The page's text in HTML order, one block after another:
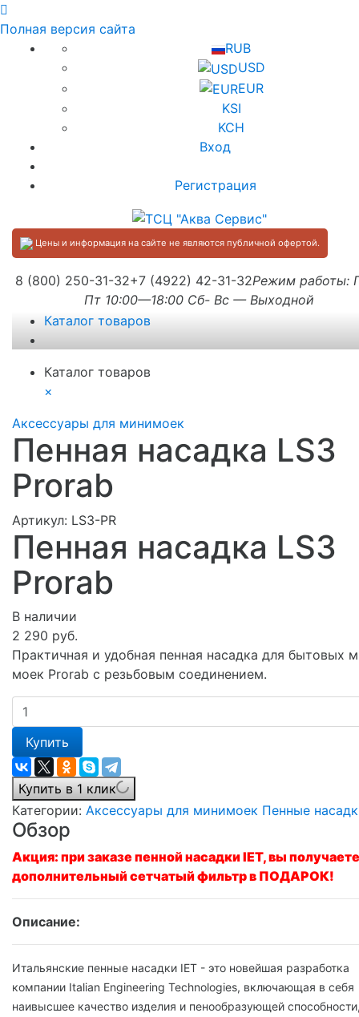
Полная версия сайта
RUB
USD
EUR
KSI
KCH
Вход
Регистрация
Цены и информация на сайте не являются публичной офертой.
8 (800) 250-31-32+7 (4922) 42-31-32Режим работы:
Пт 10:00—18:00 Сб- Вс — Выходной
Каталог товаров
Каталог товаров
×
Аксессуары для минимоек
Пенная насадка LS3
Prorab
Артикул: LS3-PR
Пенная насадка LS3
Prorab
В наличии
2 290 руб.
Практичная и удобная пенная насадка для бытовых
моек Prorab с резьбовым соединением.
Купить
Купить в 1 клик
Категории: Аксессуары для минимоек Пенные
Обзор
Акция: при заказе пенной насадки IET, вы получаете
дополнительный сетчатый фильтр в ПОДАРОК!
Описание:
Итальянские пенные насадки IET - это новейшая разработка
компании Italian Engineering Technologies, включающая в себя
наивысшее качество изделия и пенообразующей